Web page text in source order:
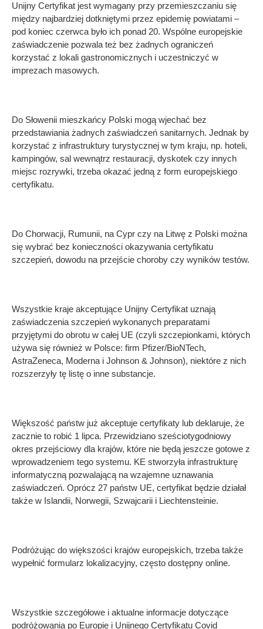
Unijny Certyfikat jest wymagany przy przemieszczaniu się
między najbardziej dotkniętymi przez epidemię powiatami –
pod koniec czerwca było ich ponad 20. Wspólne europejskie
zaświadczenie pozwala też bez żadnych ograniczeń
korzystać z lokali gastronomicznych i uczestniczyć w
imprezach masowych.
Do Słowenii mieszkańcy Polski mogą wjechać bez
przedstawiania żadnych zaświadczeń sanitarnych. Jednak by
korzystać z infrastruktury turystycznej w tym kraju, np. hoteli,
kampingów, sal wewnątrz restauracji, dyskotek czy innych
miejsc rozrywki, trzeba okazać jedną z form europejskiego
certyfikatu.
Do Chorwacji, Rumunii, na Cypr czy na Litwę z Polski można
się wybrać bez konieczności okazywania certyfikatu
szczepień, dowodu na przejście choroby czy wyników testów.
Wszystkie kraje akceptujące Unijny Certyfikat uznają
zaświadczenia szczepień wykonanych preparatami
przyjętymi do obrotu w całej UE (czyli szczepionkami, których
używa się również w Polsce: firm Pfizer/BioNTech,
AstraZeneca, Moderna i Johnson & Johnson), niektóre z nich
rozszerzyły tę listę o inne substancje.
Większość państw już akceptuje certyfikaty lub deklaruje, że
zacznie to robić 1 lipca. Przewidziano sześciotygodniowy
okres przejściowy dla krajów, które nie będą jeszcze gotowe z
wprowadzeniem tego systemu. KE stworzyła infrastrukturę
informatyczną pozwalającą na wzajemne uznawania
zaświadczeń. Oprócz 27 państw UE, certyfikat będzie działał
także w Islandii, Norwegii, Szwajcarii i Liechtensteinie.
Podróżując do większości krajów europejskich, trzeba także
wypełnić formularz lokalizacyjny, często dostępny online.
Wszystkie szczegółowe i aktualne informacje dotyczące
podróżowania po Europie i Unijnego Certyfikatu Covid